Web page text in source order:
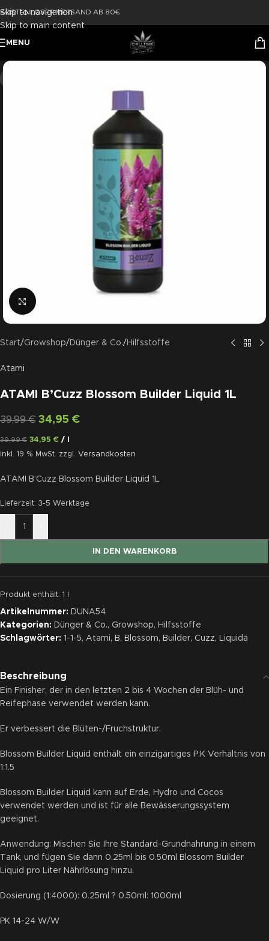
Skip to navigation
Skip to main content
KOSTENLOSER VERSAND AB 80€
MENU
Click to enlarge
Start/Growshop/ Dünger & Co./ Hilfsstoffe
Atami
ATAMI B’Cuzz Blossom Builder Liquid 1L
39,99€ 34,95 €
39,99€ 34,95€ /
inkl. 19 % MwSt. zzgl. Versandkosten
ATAMI B’Cuzz Blossom Builder Liquid 1L
Lieferzeit: 3-5 Werktage
IN DEN WARENKORB
Produkt enthält: 1
Artikelnummer: DUNA54
Kategorien: Dünger & Co., Growshop, Hilfsstoffe
Schlagwörter: 1-1-5, Atami, B, Blossom, Builder, Cuzz, Liquidä
Beschreibung
Ein Finisher, der in den letzten 2 bis 4 Wochen der Blüh- und
Reifephase verwendet werden kann.
Er verbessert die Blüten-/Fruchstruktur.
Blossom Builder Liquid enthält ein einzigartiges P:K Verhältnis von
1:1.5
Blossom Builder Liquid kann auf Erde, Hydro und Cocos
verwendet werden und ist für alle Bewässerungssystem
geeignet.
Anwendung: Mischen Sie Ihre Standard-Grundnahrung in einem
Tank, und fügen Sie dann 0.25ml bis 0.50ml Blossom Builder
Liquid pro Liter Nährlösung hinzu.
Dosierung (1:4000): 0.25ml ? 0.50ml: 1000ml
PK 14-24 W/W